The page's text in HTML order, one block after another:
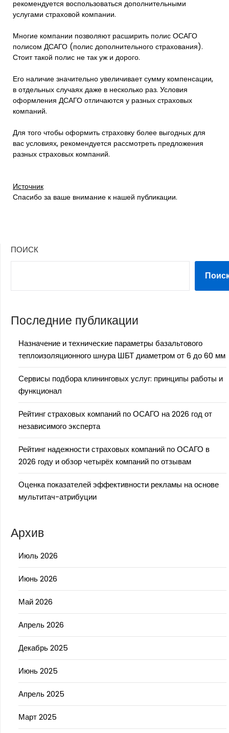
рекомендуется воспользоваться дополнительными
услугами страховой компании.
Многие компании позволяют расширить полис ОСАГО
полисом ДСАГО (полис дополнительного страхования).
Стоит такой полис не так уж и дорого.
Его наличие значительно увеличивает сумму компенсации,
в отдельных случаях даже в несколько раз. Условия
оформления ДСАГО отличаются у разных страховых
компаний.
Для того чтобы оформить страховку более выгодных для
вас условиях, рекомендуется рассмотреть предложения
разных страховых компаний.
Источник
Спасибо за ваше внимание к нашей публикации.
ПОИСК
Последние публикации
Назначение и технические параметры базальтового
теплоизоляционного шнура ШБТ диаметром от 6 до 60 мм
Сервисы подбора клининговых услуг: принципы работы и
функционал
Рейтинг страховых компаний по ОСАГО на 2026 год от
независимого эксперта
Рейтинг надежности страховых компаний по ОСАГО в
2026 году и обзор четырёх компаний по отзывам
Оценка показателей эффективности рекламы на основе
мультитач-атрибуции
Архив
Июль 2026
Июнь 2026
Май 2026
Апрель 2026
Декабрь 2025
Июнь 2025
Апрель 2025
Март 2025